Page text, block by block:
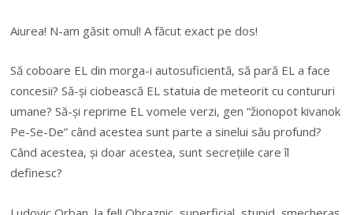
Aiurea! N-am găsit omul! A făcut exact pe dos!
Să coboare EL din morga-i autosuficientă, să pară EL a face
concesii? Să-și ciobească EL statuia de meteorit cu contururi
umane? Să-și reprime EL vomele verzi, gen “žionopot kivanok
Pe-Se-De” când acestea sunt parte a sinelui său profund?
Când acestea, și doar acestea, sunt secrețiile care îl
definesc?